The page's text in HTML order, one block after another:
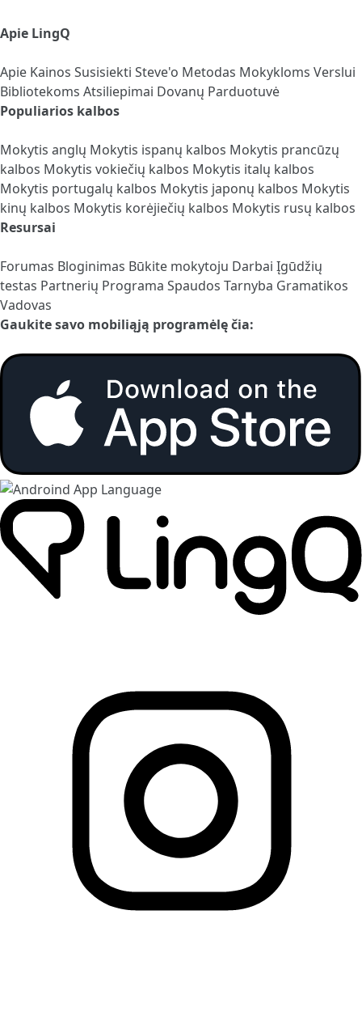
Apie LingQ
Apie Kainos Susisiekti Steve'o Metodas Mokykloms Verslui
Bibliotekoms Atsiliepimai Dovanų Parduotuvė
Populiarios kalbos
Mokytis anglų Mokytis ispanų kalbos Mokytis prancūzų
kalbos Mokytis vokiečių kalbos Mokytis italų kalbos
Mokytis portugalų kalbos Mokytis japonų kalbos Mokytis
kinų kalbos Mokytis korėjiečių kalbos Mokytis rusų kalbos
Resursai
Forumas Bloginimas Būkite mokytoju Darbai Įgūdžių
testas Partnerių Programa Spaudos Tarnyba Gramatikos
Vadovas
Gaukite savo mobiliąją programėlę čia: